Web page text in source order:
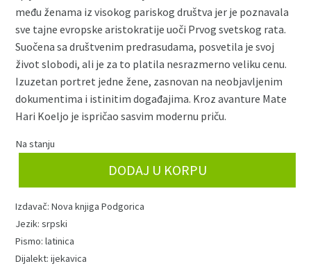
među ženama iz visokog pariskog društva jer je poznavala
sve tajne evropske aristokratije uoči Prvog svetskog rata.
Suočena sa društvenim predrasudama, posvetila je svoj
život slobodi, ali je za to platila nesrazmerno veliku cenu.
Izuzetan portret jedne žene, zasnovan na neobjavljenim
dokumentima i istinitim događajima. Kroz avanture Mate
Hari Koeljo je ispričao sasvim modernu priču.
Na stanju
DODAJ U KORPU
Nova knjiga Podgorica
srpski
latinica
ijekavica